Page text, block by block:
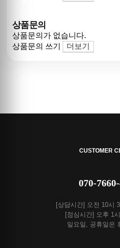
상품문의
상품문의가 없습니다.
상품문의 쓰기
더보기
CUSTOMER
070-
[상담시간] 오전 10시
[점심시간] 오후 1
일요일, 공휴일은